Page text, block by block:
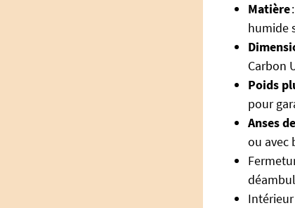
Matière
humide
Carbon
Poids
pour
Anses
ou avec